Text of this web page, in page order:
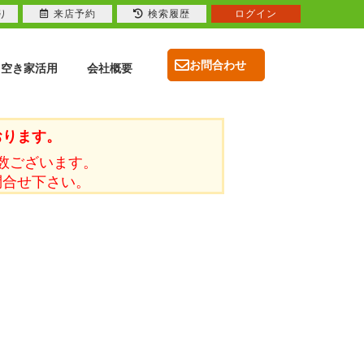
お問合わせ
空き家活用 会社概要
ます。
ざいます。
せ下さい。
来店予約 検索履歴 ログイン